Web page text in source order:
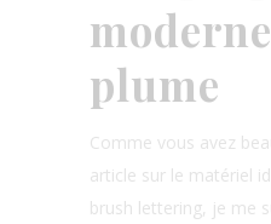
plume
Comme vous avez
article sur le matériel
brush lettering, je me